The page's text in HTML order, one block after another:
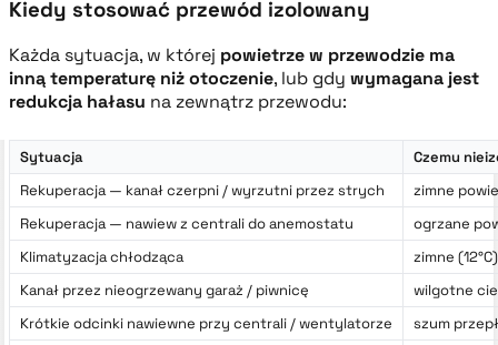
Kiedy stosować przewód izolowany
Każda sytuacja, w której powietrze w przewodzie ma
inną temperaturę niż otoczenie, lub gdy wymagana jest
redukcja hałasu na zewnątrz przewodu:
Sytuacja
Czemu
Rekuperacja — kanał czerpni / wyrzutni przez strych
zimne
Rekuperacja — nawiew z centrali do anemostatu
ogrzane
Klimatyzacja chłodząca
zimne
Kanał przez nieogrzewany garaż / piwnicę
wilgotne
Krótkie odcinki nawiewne przy centrali / wentylatorze
szum